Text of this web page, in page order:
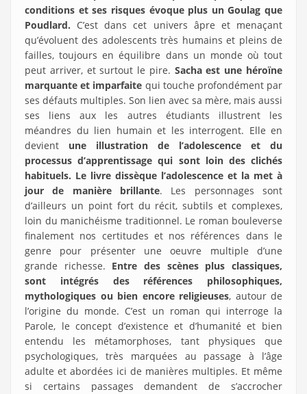
conditions et ses risques évoque plus un Goulag que
Poudlard. C’est dans cet univers âpre et menaçant
qu’évoluent des adolescents très humains et pleins de
failles, toujours en équilibre dans un monde où tout
peut arriver, et surtout le pire. Sacha est une héroïne
marquante et imparfaite qui touche profondément par
ses défauts multiples. Son lien avec sa mère, mais aussi
ses liens aux les autres étudiants illustrent les
méandres du lien humain et les interrogent. Elle en
devient une illustration de l’adolescence et du
processus d’apprentissage qui sont loin des clichés
habituels. Le livre dissèque l’adolescence et la met à
jour de manière brillante. Les personnages sont
d’ailleurs un point fort du récit, subtils et complexes,
loin du manichéisme traditionnel. Le roman bouleverse
finalement nos certitudes et nos références dans le
genre pour présenter une oeuvre multiple d’une
grande richesse. Entre des scènes plus classiques,
sont intégrés des références philosophiques,
mythologiques ou bien encore religieuses, autour de
l’origine du monde. C’est un roman qui interroge la
Parole, le concept d’existence et d’humanité et bien
entendu les métamorphoses, tant physiques que
psychologiques, très marquées au passage à l’âge
adulte et abordées ici de manières multiples. Et même
si certains passages demandent de s’accrocher